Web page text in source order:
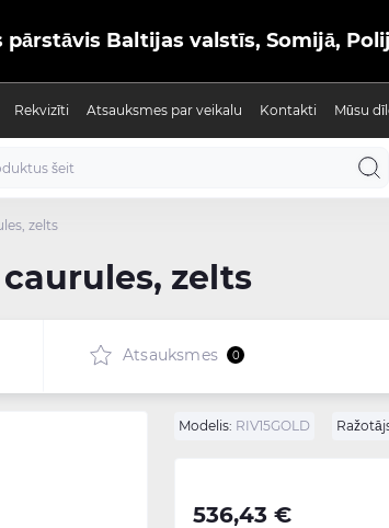
Baltijas valstīs, Somijā,
Rekvizīti Atsauksmes par veikalu Kontakti Mūsu
zelts
zelts
Atsauksmes 0
Modelis: RIV15GOLD
536,43 €